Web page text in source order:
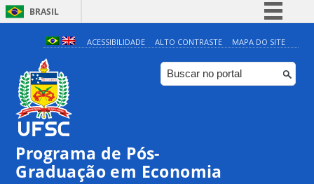
BRASIL
Simplifique!
Comunica BR
Participe
ACESSIBILIDADE ALTO CONTRASTE MAPA DO SITE
Programa de Pós-
Graduação em Economia